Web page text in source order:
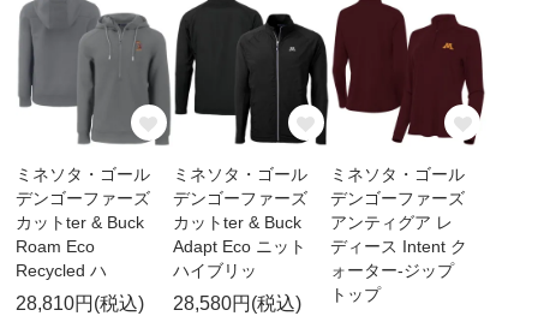
ミネソタ・ゴール
デンゴーファーズ
カットter & Buck
Roam Eco
Recycled ハ
28,810円(税込)
ミネソタ・ゴール
デンゴーファーズ
カットter & Buck
Adapt Eco ニット
ハイブリッ
28,580円(税込)
ミネソタ・ゴール
デンゴーファーズ
アンティグア レ
ディース Intent ク
ォーター-ジップ
トップ